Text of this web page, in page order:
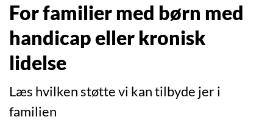
For familier med børn med
handicap eller kronisk
lidelse
Læs hvilken støtte vi kan tilbyde jer i
familien